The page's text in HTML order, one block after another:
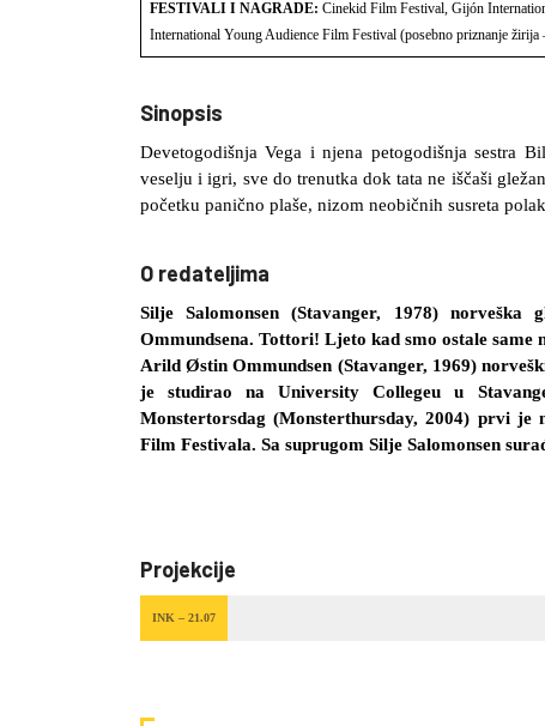
FESTIVALI I NAGRADE: Cinekid Film Festival, Gijón
International Young Audience Film Festival (posebno priznanje
Sinopsis
Devetogodišnja Vega i njena petogodišnja sestra
veselju i igri, sve do trenutka dok tata ne iščaši
početku panično plaše, nizom neobičnih susreta
O redateljima
Silje Salomonsen (Stavanger, 1978) norveška
Ommundsena. Tottori! Ljeto kad smo ostale same
Arild Østin Ommundsen (Stavanger, 1969)
je studirao na University Collegeu u
Monstertorsdag (Monsterthursday, 2004) prvi je
Film Festivala. Sa suprugom Silje Salomonsen
Projekcije
INK – 21.07